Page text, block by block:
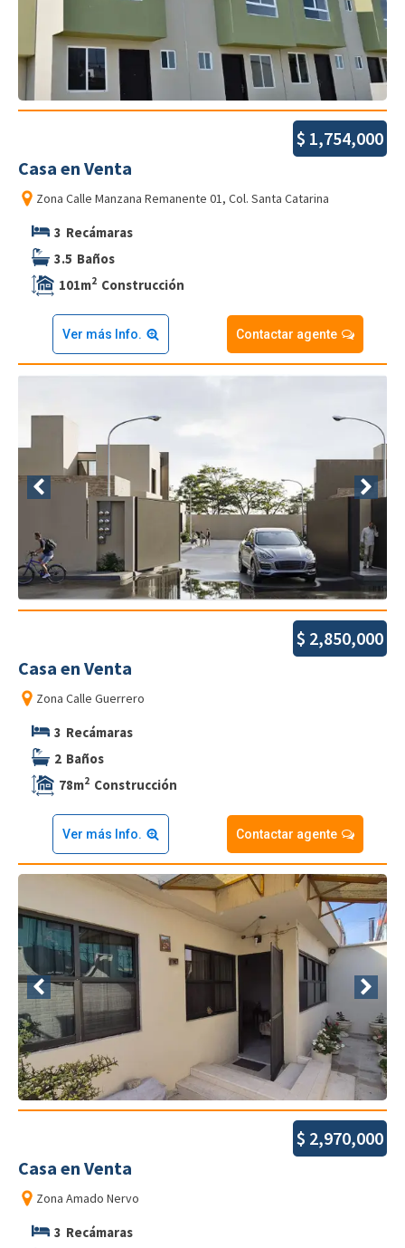
$ 1,754,000
Casa en Venta
Zona Calle Manzana Remanente 01, Col. Santa Catarina
3 Recámaras
3.5 Baños
101m2 Construcción
Ver más Info. Contactar agente
$ 2,850,000
Casa en Venta
Zona Calle Guerrero
3 Recámaras
2 Baños
78m2 Construcción
Ver más Info. Contactar agente
$ 2,970,000
Casa en Venta
Zona Amado Nervo
3 Recámaras